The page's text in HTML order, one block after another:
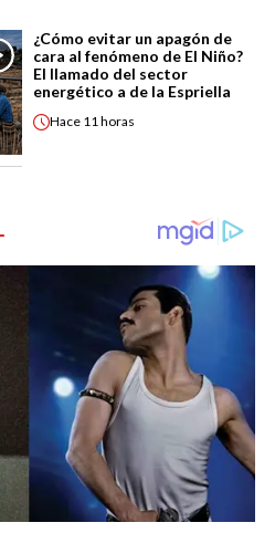
¿Cómo evitar un apagón de
cara al fenómeno de El Niño?
El llamado del sector
energético a de la Espriella
Hace 11 horas